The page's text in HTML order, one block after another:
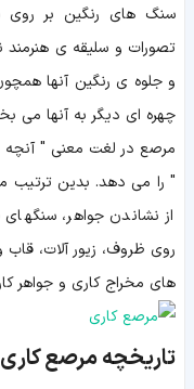
سنگ های رنگین بر روی
تصورات و سلیقه ی
و جلوه ی رنگین آنها
چهره ای دیگر به آنها می
مرصع در لغت معنی " آنچه
" را می دهد. بدین ترتیب
از نشاندن جواهر،
روی ظروف، زیور آلات،
های مخراج کاری و جواهر
تاریخچه مرصع کاری